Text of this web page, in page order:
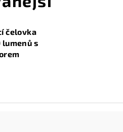
čelovka
lumenů s